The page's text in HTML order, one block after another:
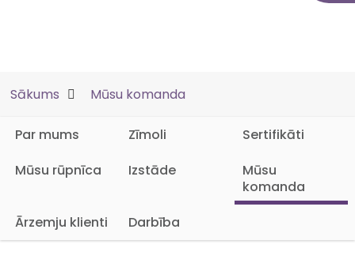
Sākums Mūsu komanda
Par mums Zīmoli
Sertifikāti
Mūsu rūpnīca
Izstāde
Mūsu
komanda
Ārzemju klienti
Darbība